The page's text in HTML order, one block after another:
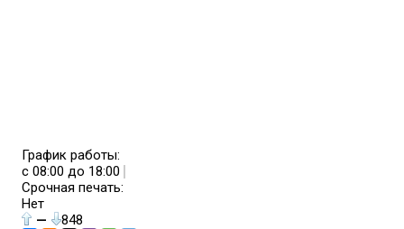
График работы:
с 08:00 до 18:00
Срочная печать:
Нет
—
848